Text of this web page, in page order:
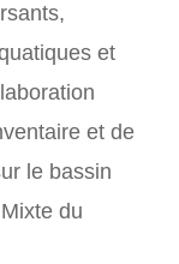
et
et de
le bassin
du